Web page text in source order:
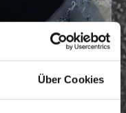
Über Cookies
LÖSUNGEN